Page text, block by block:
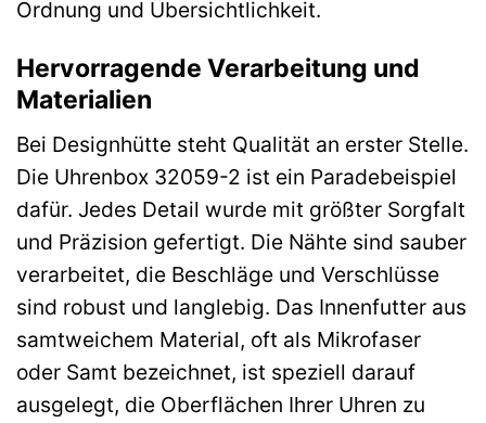
Ordnung und Übersichtlichkeit.
Hervorragende Verarbeitung und
Materialien
Bei Designhütte steht Qualität an erster Stelle.
Die Uhrenbox 32059-2 ist ein Paradebeispiel
dafür. Jedes Detail wurde mit größter Sorgfalt
und Präzision gefertigt. Die Nähte sind sauber
verarbeitet, die Beschläge und Verschlüsse
sind robust und langlebig. Das Innenfutter aus
samtweichem Material, oft als Mikrofaser
oder Samt bezeichnet, ist speziell darauf
ausgelegt, die Oberflächen Ihrer Uhren zu